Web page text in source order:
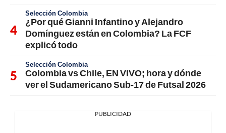
Selección Colombia
¿Por qué Gianni Infantino y Alejandro
Domínguez están en Colombia? La FCF
explicó todo
Selección Colombia
Colombia vs Chile, EN VIVO; hora y dónde
ver el Sudamericano Sub-17 de Futsal 2026
PUBLICIDAD